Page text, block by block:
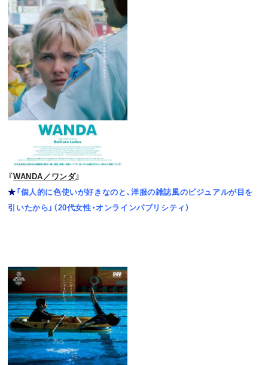
『WANDA／ワンダ』
★「個人的に色使いが好きなのと、洋服の雑誌風のビジュアルが目を
引いたから」（20代女性・オンラインパブリシティ）